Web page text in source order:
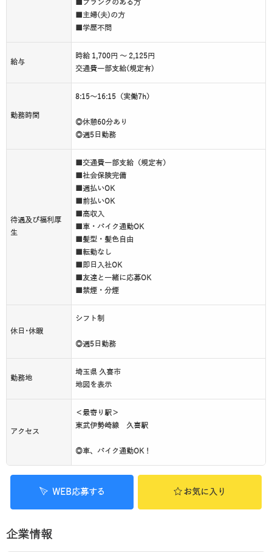
■ブランクのある方
■主婦(夫)の方
■学歴不問
給与
時給 1,700円 ～ 2,125円
交通費一部支給(規定有)
勤務時間
8:15～16:15（実働7h）
◎休憩60分あり
◎週5日勤務
待遇及び福利厚
生
■交通費一部支給（規定有）
■社会保険完備
■週払いOK
■前払いOK
■高収入
■車・バイク通勤OK
■髪型・髪色自由
■転勤なし
■即日入社OK
■友達と一緒に応募OK
■禁煙・分煙
休日･休暇
シフト制
◎週5日勤務
勤務地
埼玉県 久喜市
地図を表示
アクセス
＜最寄り駅＞
東武伊勢崎線 久喜駅
◎車、バイク通勤OK！
WEB応募する お気に入り
企業情報